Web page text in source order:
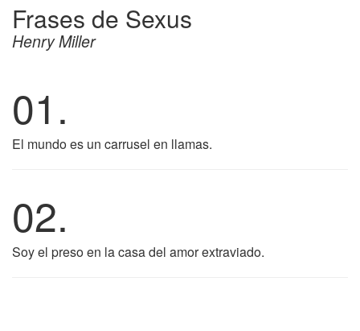
Frases de Sexus
Henry Miller
01.
El mundo es un carrusel en llamas.
02.
Soy el preso en la casa del amor extraviado.